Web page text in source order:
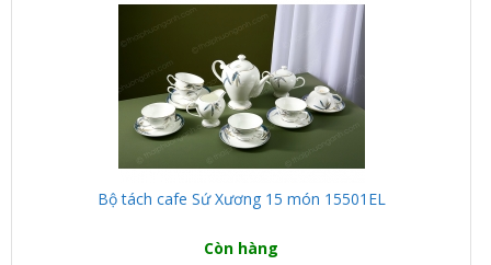
Bộ tách cafe Sứ Xương 15 món 15501EL
Còn hàng